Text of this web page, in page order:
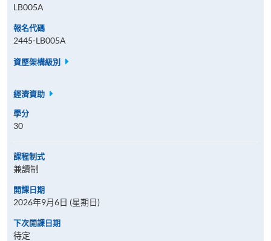
LB005A
報名代碼
2445-LB005A
資歷架構級別
經濟資助
學分
30
課程制式
兼讀制
開課日期
2026年9月6日 (星期日)
下次開課日期
待定